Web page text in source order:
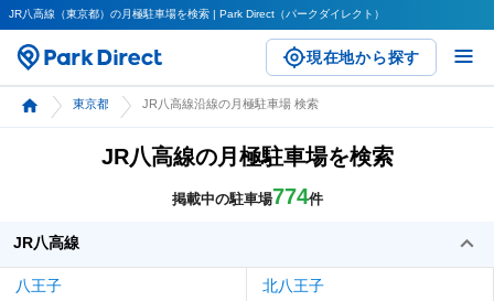
JR八高線（東京都）の月極駐車場を検索 | Park Direct（パークダイレクト）
現在地から探す
東京都 JR八高線沿線の月極駐車場 検索
JR八高線の月極駐車場を検索
掲載中の駐車場774件
JR八高線
八王子 北八王子